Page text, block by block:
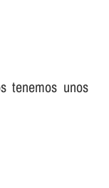
tenemos unos